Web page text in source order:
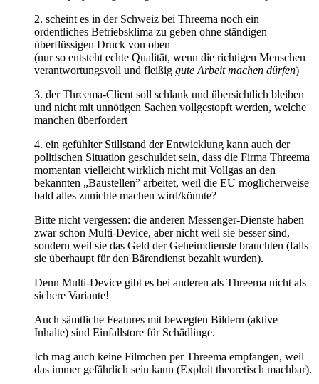
2. scheint es in der Schweiz bei Threema noch ein
ordentliches Betriebsklima zu geben ohne ständigen
überflüssigen Druck von oben
(nur so entsteht echte Qualität, wenn die richtigen Menschen
verantwortungsvoll und fleißig gute Arbeit machen dürfen)
3. der Threema-Client soll schlank und übersichtlich bleiben
und nicht mit unnötigen Sachen vollgestopft werden, welche
manchen überfordert
4. ein gefühlter Stillstand der Entwicklung kann auch der
politischen Situation geschuldet sein, dass die Firma Threema
momentan vielleicht wirklich nicht mit Vollgas an den
bekannten „Baustellen” arbeitet, weil die EU möglicherweise
bald alles zunichte machen wird/könnte?
Bitte nicht vergessen: die anderen Messenger-Dienste haben
zwar schon Multi-Device, aber nicht weil sie besser sind,
sondern weil sie das Geld der Geheimdienste brauchten (falls
sie überhaupt für den Bärendienst bezahlt wurden).
Denn Multi-Device gibt es bei anderen als Threema nicht als
sichere Variante!
Auch sämtliche Features mit bewegten Bildern (aktive
Inhalte) sind Einfallstore für Schädlinge.
Ich mag auch keine Filmchen per Threema empfangen, weil
das immer gefährlich sein kann (Exploit theoretisch machbar).